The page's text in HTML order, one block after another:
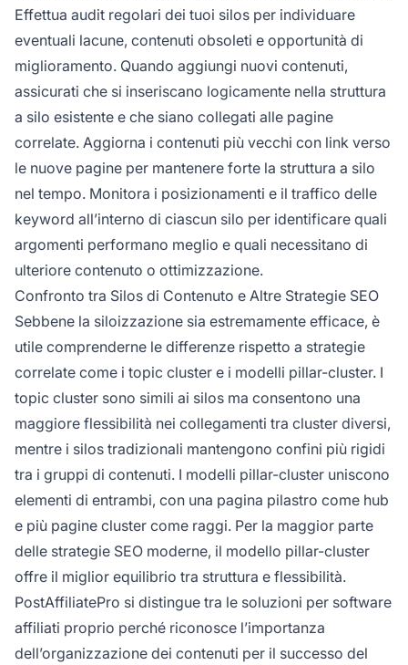
Effettua audit regolari dei tuoi silos per individuare
eventuali lacune, contenuti obsoleti e opportunità di
miglioramento. Quando aggiungi nuovi contenuti,
assicurati che si inseriscano logicamente nella struttura
a silo esistente e che siano collegati alle pagine
correlate. Aggiorna i contenuti più vecchi con link verso
le nuove pagine per mantenere forte la struttura a silo
nel tempo. Monitora i posizionamenti e il traffico delle
keyword all’interno di ciascun silo per identificare quali
argomenti performano meglio e quali necessitano di
ulteriore contenuto o ottimizzazione.
Confronto tra Silos di Contenuto e Altre Strategie SEO
Sebbene la siloizzazione sia estremamente efficace, è
utile comprenderne le differenze rispetto a strategie
correlate come i topic cluster e i modelli pillar-cluster. I
topic cluster sono simili ai silos ma consentono una
maggiore flessibilità nei collegamenti tra cluster diversi,
mentre i silos tradizionali mantengono confini più rigidi
tra i gruppi di contenuti. I modelli pillar-cluster uniscono
elementi di entrambi, con una pagina pilastro come hub
e più pagine cluster come raggi. Per la maggior parte
delle strategie SEO moderne, il modello pillar-cluster
offre il miglior equilibrio tra struttura e flessibilità.
PostAffiliatePro si distingue tra le soluzioni per software
affiliati proprio perché riconosce l’importanza
dell’organizzazione dei contenuti per il successo del